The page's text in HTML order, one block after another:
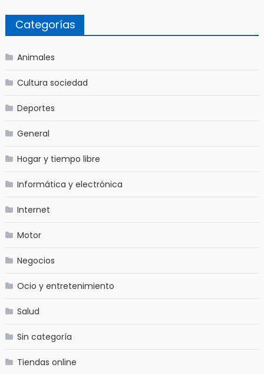
Categorías
Animales
Cultura sociedad
Deportes
General
Hogar y tiempo libre
Informática y electrónica
Internet
Motor
Negocios
Ocio y entretenimiento
Salud
Sin categoría
Tiendas online